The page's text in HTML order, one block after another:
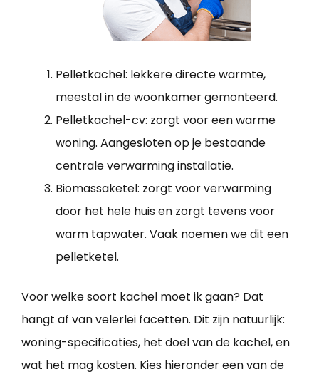
Pelletkachel: lekkere directe warmte,
meestal in de woonkamer gemonteerd.
Pelletkachel-cv: zorgt voor een warme
woning. Aangesloten op je bestaande
centrale verwarming installatie.
Biomassaketel: zorgt voor verwarming
door het hele huis en zorgt tevens voor
warm tapwater. Vaak noemen we dit een
pelletketel.
Voor welke soort kachel moet ik gaan? Dat
hangt af van velerlei facetten. Dit zijn natuurlijk:
woning-specificaties, het doel van de kachel, en
wat het mag kosten. Kies hieronder een van de